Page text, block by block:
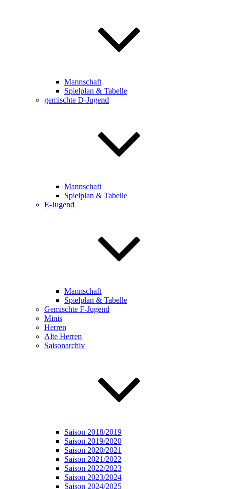
Mannschaft
Spielplan & Tabelle
gemischte D-Jugend
Mannschaft
Spielplan & Tabelle
E-Jugend
Mannschaft
Spielplan & Tabelle
Gemischte F-Jugend
Minis
Herren
Alte Herren
Saisonarchiv
Saison 2018/2019
Saison 2019/2020
Saison 2020/2021
Saison 2021/2022
Saison 2022/2023
Saison 2023/2024
Saison 2024/2025